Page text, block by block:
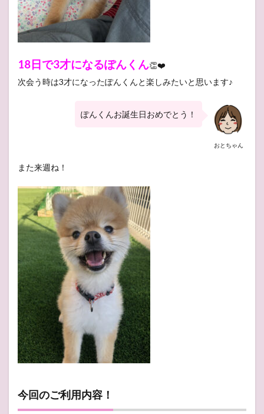
18日で3才になるぽんくん👏❤️
次会う時は3才になったぽんくんと楽しみたいと思います♪
おとちゃん
ぽんくんお誕生日おめでとう！
また来週ね！
今回のご利用内容！